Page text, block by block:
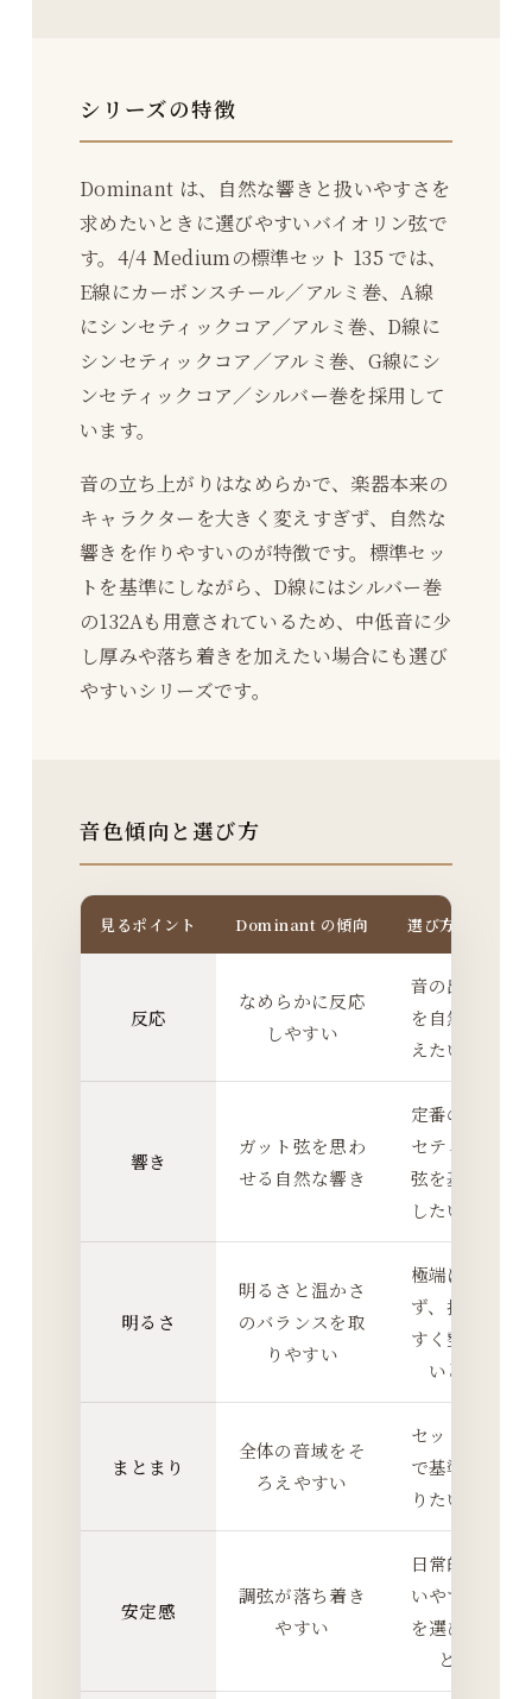
シリーズの特徴
Dominant は、自然な響きと扱いやすさを
求めたいときに選びやすいバイオリン弦で
す。4/4 Mediumの標準セット 135 では、
E線にカーボンスチール／アルミ巻、A線
にシンセティックコア／アルミ巻、D線に
シンセティックコア／アルミ巻、G線にシ
ンセティックコア／シルバー巻を採用して
います。
音の立ち上がりはなめらかで、楽器本来の
キャラクターを大きく変えすぎず、自然な
響きを作りやすいのが特徴です。標準セッ
トを基準にしながら、D線にはシルバー巻
の132Aも用意されているため、中低音に少
し厚みや落ち着きを加えたい場合にも選び
やすいシリーズです。
音色傾向と選び方
見るポイント Dominant の傾向 選び方の目安
反応
なめらかに反応
しやすい
音の出だし
を自然に整
えたいとき
響き
ガット弦を思わ
せる自然な響き
定番のシン
セティック
弦を基準に
したいとき
明るさ
明るさと温かさ
のバランスを取
りやすい
極端に寄せ
ず、扱いや
すく整えた
いとき
まとまり
全体の音域をそ
ろえやすい
セット全体
で基準を作
りたいとき
安定感
調弦が落ち着き
やすい
日常的に使
いやすい弦
を選びたい
とき